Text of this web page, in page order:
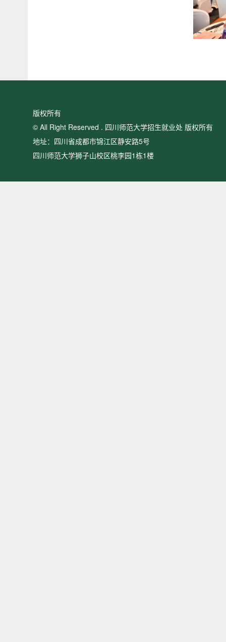
版权所有
© All Right Reserved . 四川师范大学招生就业处 版权所有
地址：四川省成都市锦江区静安路5号
四川师范大学狮子山校区桃李园1栋1楼